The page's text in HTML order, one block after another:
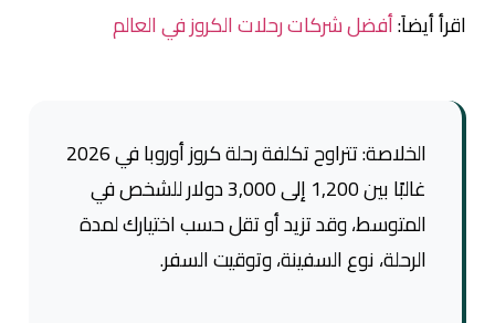
اقرأ أيضاَ:أفضل شركات رحلات الكروز في العالم
الخلاصة: تتراوح تكلفة رحلة كروز أوروبا في 2026
غالبًا بين 1,200 إلى 3,000 دولار للشخص في
المتوسط، وقد تزيد أو تقل حسب اختيارك لمدة
الرحلة، نوع السفينة، وتوقيت السفر.